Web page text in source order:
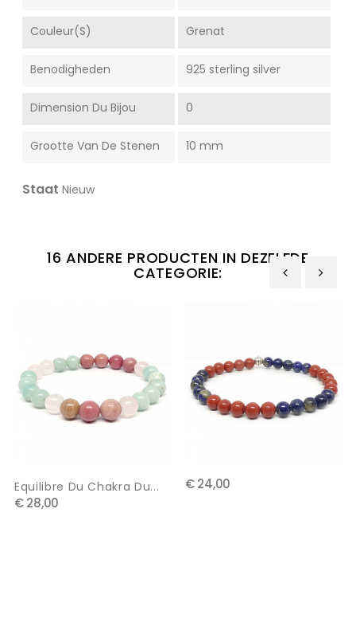
Couleur(s) Grenat
Benodigheden 925 sterling silver
Dimension Du Bijou 0
Grootte Van De Stenen 10 mm
Staat Nieuw
16 ANDERE PRODUCTEN IN DEZELFDE
CATEGORIE:
Equilibre Du Chakra Du...
€ 28,00
€ 24,00